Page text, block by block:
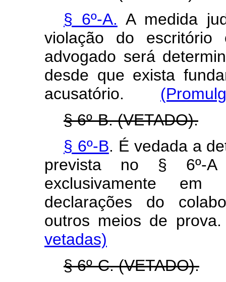
§ 6º-A. A medida
violação do
advogado será
desde que exista
acusatório.
§ 6º-B. (VETADO).
§ 6º-B. É vedada a
prevista no § 6º-
exclusivamente em
declarações do
outros meios de
vetadas)
§ 6º-C. (VETADO).